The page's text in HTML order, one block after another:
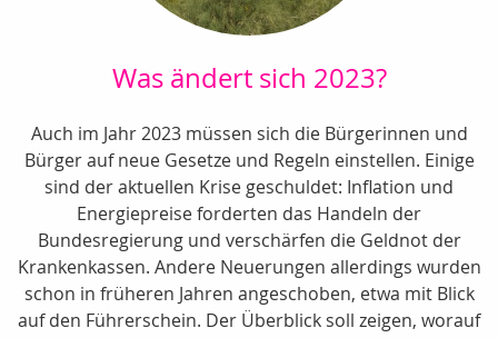
Was ändert sich 2023?
Auch im Jahr 2023 müssen sich die Bürgerinnen und
Bürger auf neue Gesetze und Regeln einstellen. Einige
sind der aktuellen Krise geschuldet: Inflation und
Energiepreise forderten das Handeln der
Bundesregierung und verschärfen die Geldnot der
Krankenkassen. Andere Neuerungen allerdings wurden
schon in früheren Jahren angeschoben, etwa mit Blick
auf den Führerschein. Der Überblick soll zeigen, worauf